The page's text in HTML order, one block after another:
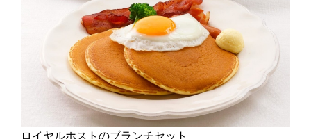
ロイヤルホストのブランチセット